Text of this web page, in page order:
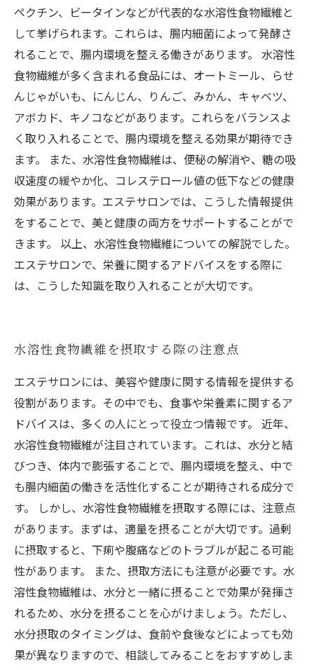
ペクチン、ビータインなどが代表的な水溶性食物繊維と
して挙げられます。これらは、腸内細菌によって発酵さ
れることで、腸内環境を整える働きがあります。 水溶性
食物繊維が多く含まれる食品には、オートミール、らせ
んじゃがいも、にんじん、りんご、みかん、キャベツ、
アボカド、キノコなどがあります。これらをバランスよ
く取り入れることで、腸内環境を整える効果が期待でき
ます。 また、水溶性食物繊維は、便秘の解消や、糖の吸
収速度の緩やか化、コレステロール値の低下などの健康
効果があります。エステサロンでは、こうした情報提供
をすることで、美と健康の両方をサポートすることがで
きます。 以上、水溶性食物繊維についての解説でした。
エステサロンで、栄養に関するアドバイスをする際に
は、こうした知識を取り入れることが大切です。
水溶性食物繊維を摂取する際の注意点
エステサロンには、美容や健康に関する情報を提供する
役割があります。その中でも、食事や栄養素に関するア
ドバイスは、多くの人にとって役立つ情報です。 近年、
水溶性食物繊維が注目されています。これは、水分と結
びつき、体内で膨張することで、腸内環境を整え、中で
も腸内細菌の働きを活性化することが期待される成分で
す。 しかし、水溶性食物繊維を摂取する際には、注意点
があります。まずは、適量を摂ることが大切です。過剰
に摂取すると、下痢や腹痛などのトラブルが起こる可能
性があります。 また、摂取方法にも注意が必要です。水
溶性食物繊維は、水分と一緒に摂ることで効果が発揮さ
れるため、水分を摂ることを心がけましょう。ただし、
水分摂取のタイミングは、食前や食後などによっても効
果が異なりますので、相談してみることをおすすめしま